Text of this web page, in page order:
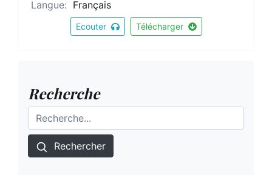
Langue: Français
Ecouter Télécharger
Recherche
Rechercher